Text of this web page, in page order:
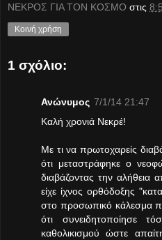
ΝΕΚΡΟΣ ΓΙΑ ΤΟΝ ΚΟΣΜΟ στις
Κοινή χρήση
1 σχόλιο:
Ανώνυμος 7/1/14 21:47
Καλή χρονιά Νεκρέ!
Με τι να πρωτοχαρείς
ότι μεταστράφηκε ο
διαβάζοντας την αλήθεια
είχε ίχνος ορθόδοξης
στο προσωπικό κάλεσμα
ότι συνειδητοποίησε
καθολικισμού ώστε